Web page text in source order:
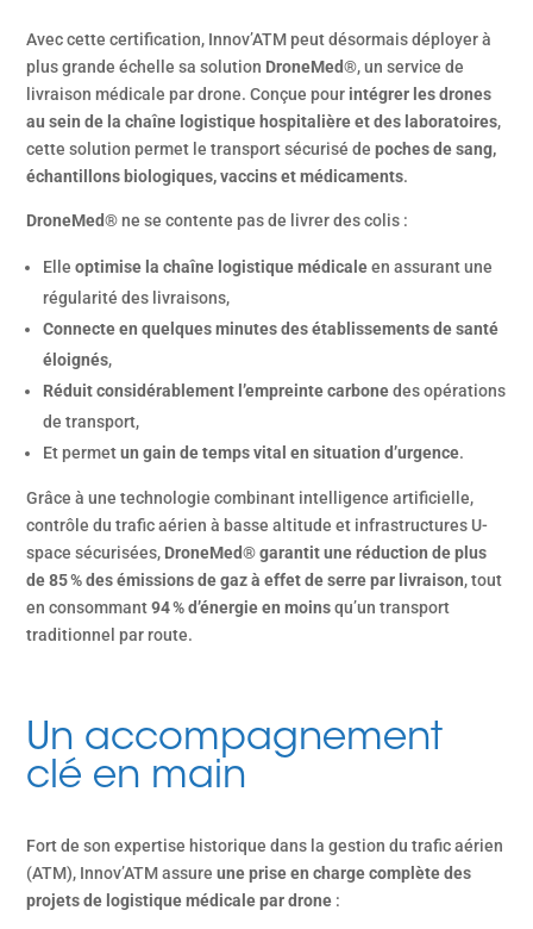
Avec cette certification, Innov’ATM peut désormais déployer à
plus grande échelle sa solution DroneMed®, un service de
livraison médicale par drone. Conçue pour intégrer les drones
au sein de la chaîne logistique hospitalière et des laboratoires,
cette solution permet le transport sécurisé depoches de sang,
échantillons biologiques, vaccins et médicaments.
DroneMed®ne se contente pas de livrer des colis :
Elleoptimise la chaîne logistique médicaleen assurant une
régularité des livraisons,
Connecte en quelques minutes des établissements de santé
éloignés,
Réduit considérablement l’empreinte carbonedes opérations
de transport,
Et permetun gain de temps vital en situation d’urgence.
Grâce à une technologie combinant intelligence artificielle,
contrôle du trafic aérien à basse altitude et infrastructures U-
space sécurisées, DroneMed® garantit une réduction de plus
de 85 % des émissions de gaz à effet de serre par livraison, tout
en consommant94 % d’énergie en moinsqu’un transport
traditionnel par route.
Un accompagnement
clé en main
Fort de son expertise historique dans la gestion du trafic aérien
(ATM), Innov’ATM assureune prise en charge complète des
projets de logistique médicale par drone :